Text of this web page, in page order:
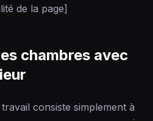
de la page]
chambres avec
consiste simplement à